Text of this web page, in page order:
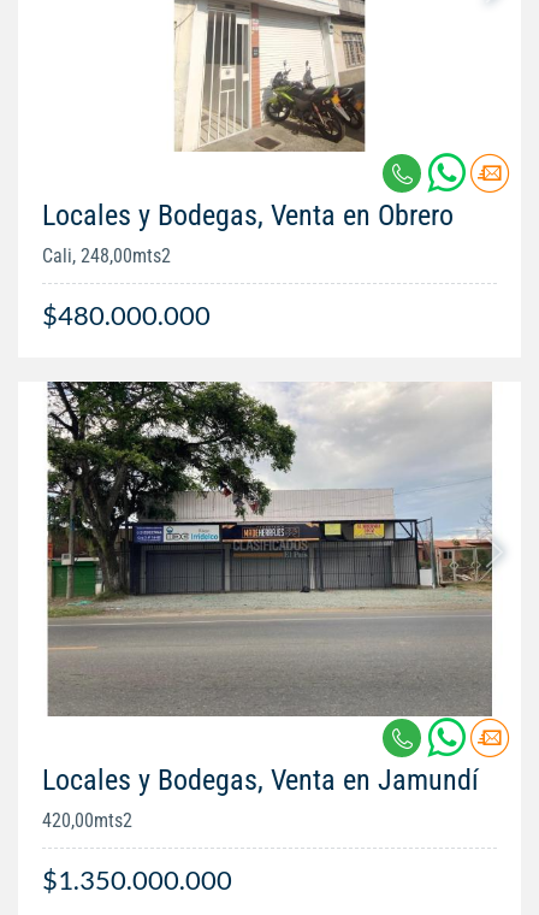
Locales y Bodegas, Venta en Obrero
Cali, 248,00mts2
$480.000.000
Locales y Bodegas, Venta en Jamundí
420,00mts2
$1.350.000.000